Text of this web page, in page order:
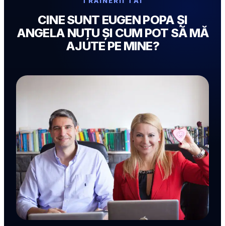
CINE SUNT EUGEN POPA ȘI
ANGELA NUȚU ȘI CUM POT SĂ MĂ
AJUTE PE MINE?